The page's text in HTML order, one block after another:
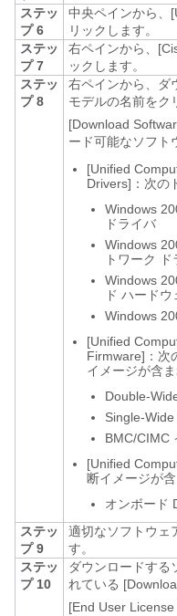
ステッ
プ 6
中央ペインから、
リックします。
ステッ
プ 7
右ペインから、
ックします。
ステッ
プ 8
右ペインから、ダ
モデルの名前をク
[Download
ード可能なソフト
[Unified
Drivers]：次の
Windows
ドライバ
Windows
トワーク ド
Windows
ド ハードウ
Windows
[Unified
Firmware]：次
イメージが含ま
Double-
Single-
BMC/CIMC
[Unified
断イメージが
オンボード
ステッ
プ 9
適切なソフトウェ
す。
ステッ
プ 10
ダウンロードする
れている
[End User